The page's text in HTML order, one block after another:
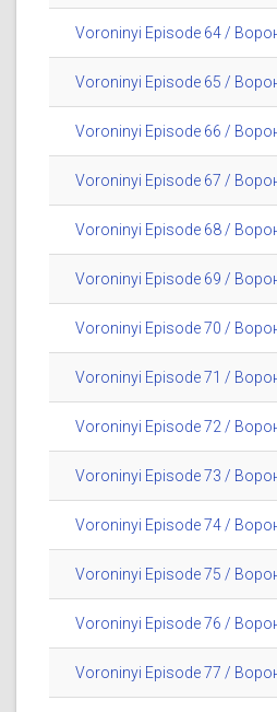
Voroninyi Episode 64 /
Voroninyi Episode 65 /
Voroninyi Episode 66 /
Voroninyi Episode 67 /
Voroninyi Episode 68 /
Voroninyi Episode 69 /
Voroninyi Episode 70 /
Voroninyi Episode 71 /
Voroninyi Episode 72 /
Voroninyi Episode 73 /
Voroninyi Episode 74 /
Voroninyi Episode 75 /
Voroninyi Episode 76 /
Voroninyi Episode 77 /